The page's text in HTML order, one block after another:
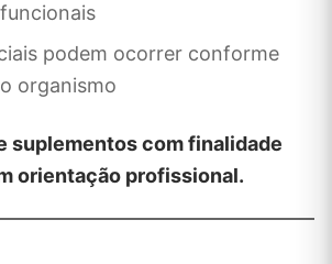
podem ocorrer conforme
organismo
suplementos com finalidade
orientação profissional.